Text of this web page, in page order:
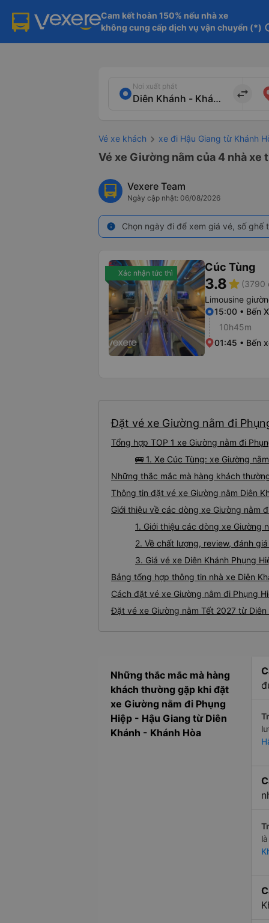
Cam kết hoàn 150% nếu nhà xe
không cung cấp dịch vụ vận chuyển (*)
Nơi xuất phát
import_export
Vé xe khách xe đi Hậu Giang từ Khánh
Vé xe Giường nằm của 4 nhà xe
Vexere Team
Ngày cập nhật: 06/08/2026
info Chọn ngày đi để xem giá vé, số
Xác nhận tức thì Cúc Tùng
3.8star (3790
Limousine
15:00 • Bến
10h45m
01:45 • Bến
Đặt vé xe Giường nằm đi
Tổng hợp TOP 1 xe Giường nằm đi
🚌 1. Xe Cúc Tùng: xe Giường
Những thắc mắc mà hàng khách
Thông tin đặt vé xe Giường nằm Diên
Giới thiệu về các dòng xe Giường nằm
1. Giới thiệu các dòng xe Giường
2. Về chất lượng, review, đánh
3. Giá vé xe Diên Khánh Phụng
Bảng tổng hợp thông tin nhà xe Diên
Cách đặt vé xe Giường nằm đi Phụng
Đặt vé xe Giường nằm Tết 2027 từ Diên
Những thắc mắc mà hàng
khách thường gặp khi đặt
xe Giường nằm đi Phụng
Hiệp - Hậu Giang từ Diên
Khánh - Khánh Hòa